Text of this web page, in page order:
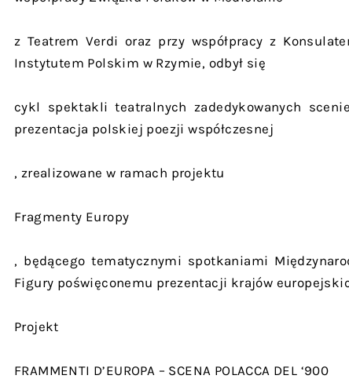
z Teatrem Verdi oraz przy współpracy z
Instytutem Polskim w Rzymie, odbył się
cykl spektakli teatralnych zadedykowanych
prezentacja polskiej poezji współczesnej
, zrealizowane w ramach projektu
Fragmenty Europy
, będącego tematycznymi spotkaniami
Figury poświęconemu prezentacji krajów
Projekt
FRAMMENTI D’EUROPA – SCENA POLACCA DEL ‘900